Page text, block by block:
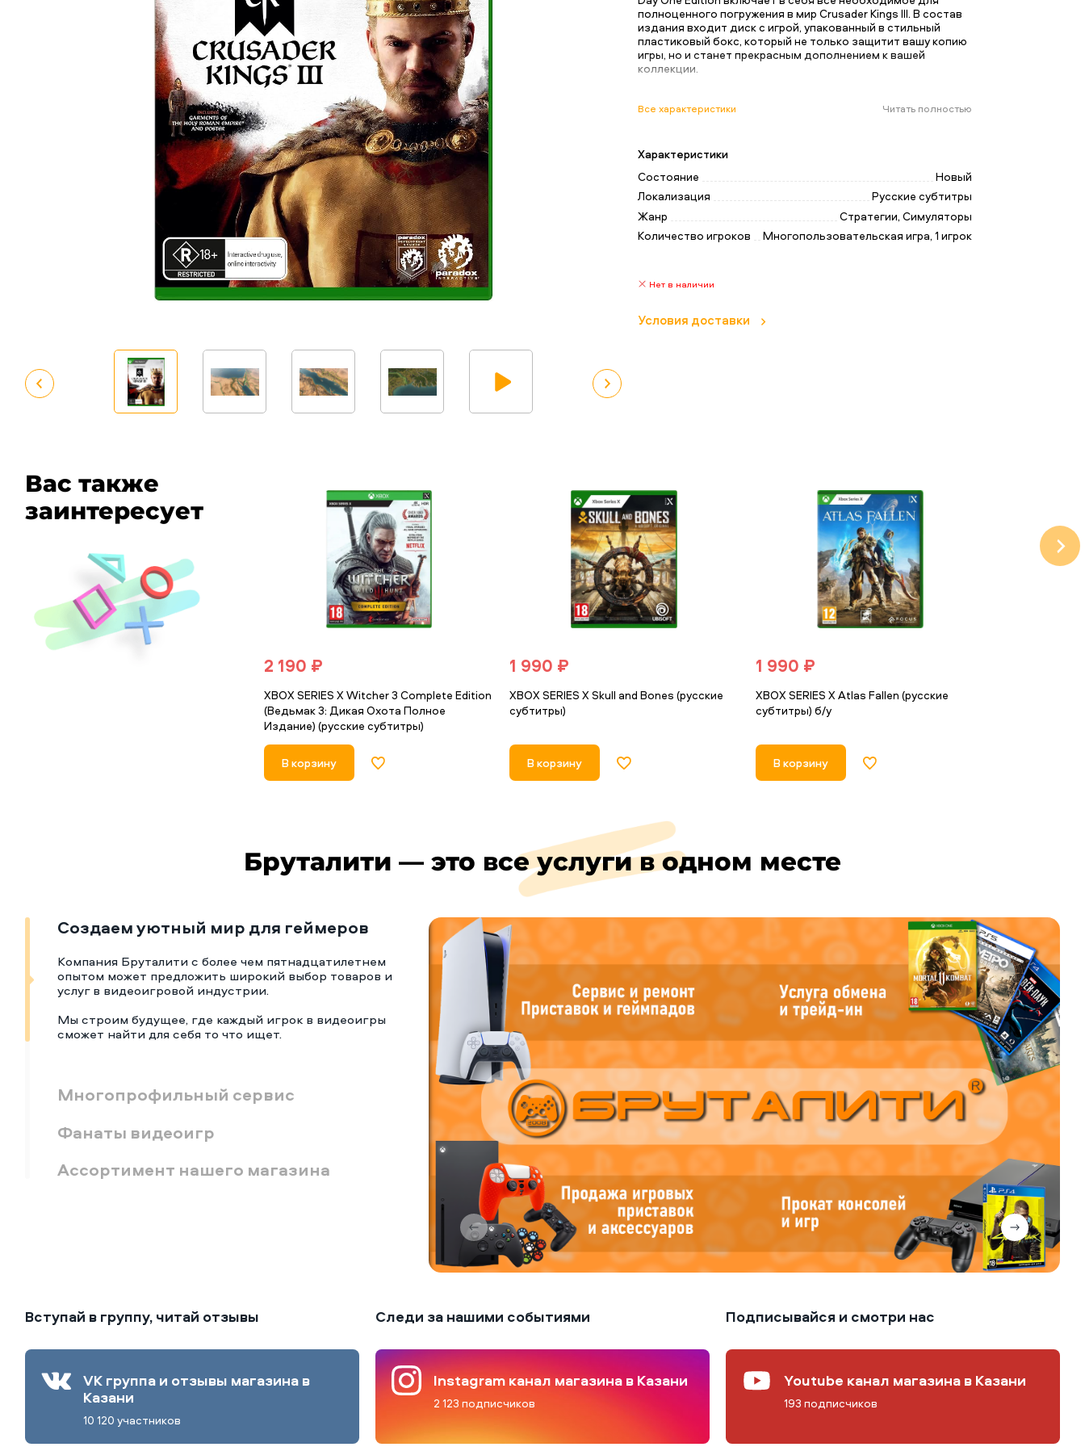
полноценного погружения в мир Crusader Kings III. В состав
издания входит диск с игрой, упакованный в стильный
пластиковый бокс, который не только защитит вашу копию
игры, но и станет прекрасным дополнением к вашей
коллекции.
Все характеристики Читать полностью
Характеристики
Состояние
Новый
Локализация
Русские субтитры
Жанр
Стратегии, Симуляторы
Количество игроков
Многопользовательская игра, 1 игрок
Нет в наличии
Условия доставки
Вас также
заинтересует
2 190 ₽
XBOX SERIES X Witcher 3 Complete Edition
(Ведьмак 3: Дикая Охота Полное
Издание) (русские субтитры)
В корзину
1 990 ₽
XBOX SERIES X Skull and Bones (русские
субтитры)
В корзину
1 990 ₽
XBOX SERIES X Atlas Fallen (русские
субтитры) б/у
В корзину
Бруталити — это все услуги в одном месте
Создаем уютный мир для геймеров
Компания Бруталити с более чем пятнадцатилетнем
опытом может предложить широкий выбор товаров и
услуг в видеоигровой индустрии.
Мы строим будущее, где каждый игрок в видеоигры
сможет найти для себя то что ищет.
Многопрофильный сервис
Фанаты видеоигр
Ассортимент нашего магазина
Вступай в группу, читай отзывы
VK группа и отзывы магазина в
Казани
10 120 участников
Следи за нашими событиями
Instagram канал магазина в Казани
2 123 подписчиков
Подписывайся и смотри нас
Youtube канал магазина в Казани
193 подписчиков